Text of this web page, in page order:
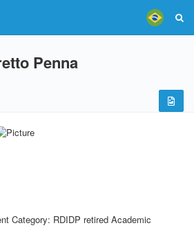
Penna
Category: RDIDP retired Academic